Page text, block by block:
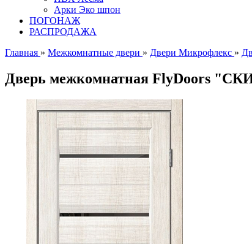
Арки Эко шпон
ПОГОНАЖ
РАСПРОДАЖА
Главная » Межкомнатные двери » Двери Микрофлекс »
Дверь межкомнатная FlyDoors